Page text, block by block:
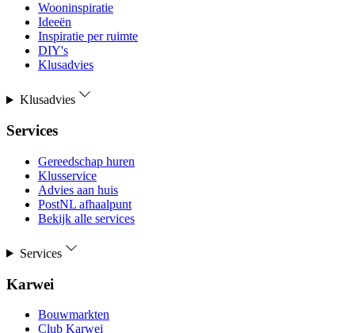
Wooninspiratie
Ideeën
Inspiratie per ruimte
DIY's
Klusadvies
Klusadvies
Services
Gereedschap huren
Klusservice
Advies aan huis
PostNL afhaalpunt
Bekijk alle services
Services
Karwei
Bouwmarkten
Club Karwei